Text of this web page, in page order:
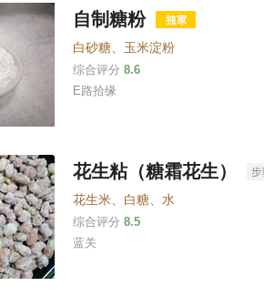
自制糖粉
白砂糖 玉米淀粉
综合评分 8.6
E路拾缘
花生粘（糖霜花生）
花生米 白糖 水
综合评分 8.5
蓝关